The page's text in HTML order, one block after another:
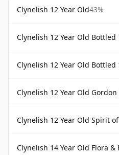
Clynelish 12 Year Old43%
Clynelish 12 Year Old Bottled
Clynelish 12 Year Old Bottled
Clynelish 12 Year Old
Clynelish 12 Year Old Spirit of
Clynelish 14 Year Old Flora &